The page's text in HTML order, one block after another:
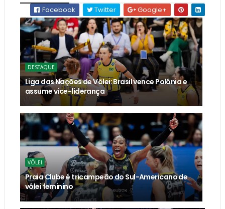
Facebook Twitter Google+
DESTAQUE
Liga das Nações de Vôlei: Brasil vence Polônia e
assume vice-liderança
VÔLEI
Praia Clube é tricampeão do Sul-Americano de
vôlei feminino